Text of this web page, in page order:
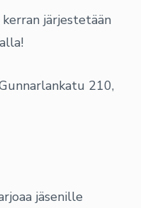
järjestetään
210,
jäsenille